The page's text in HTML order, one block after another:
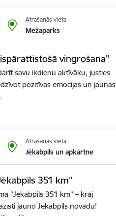
Atrašanās vieta
Mežaparks
vingrošana"
savu ikdienu aktīvāku, justies
pozitīvas emocijas un jaunas
Atrašanās vieta
Jēkabpils un apkārtne
351 km”
“Jēkabpils 351 km” – krāj
jauno Jēkabpils novadu!